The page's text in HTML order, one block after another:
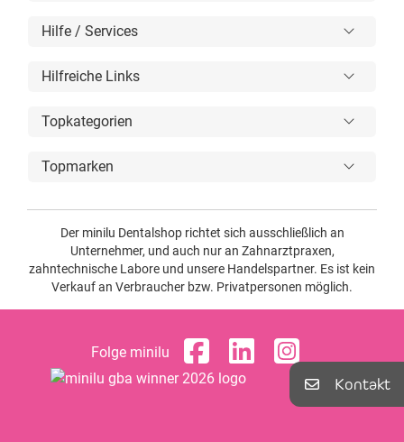
Kontakt
Hilfe / Services
Hilfreiche Links
Topkategorien
Topmarken
Der minilu Dentalshop richtet sich ausschließlich an
Unternehmer, und auch nur an Zahnarztpraxen,
zahntechnische Labore und unsere Handelspartner. Es ist kein
Verkauf an Verbraucher bzw. Privatpersonen möglich.
Folge minilu